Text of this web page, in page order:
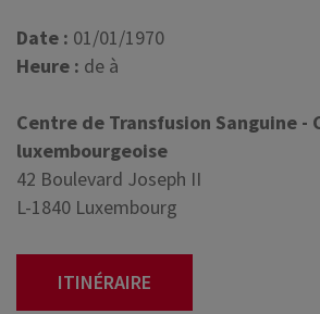
Date : 01/01/1970
Heure : de à
Centre de Transfusion Sanguine -
luxembourgeoise
42 Boulevard Joseph II
L-1840 Luxembourg
ITINÉRAIRE